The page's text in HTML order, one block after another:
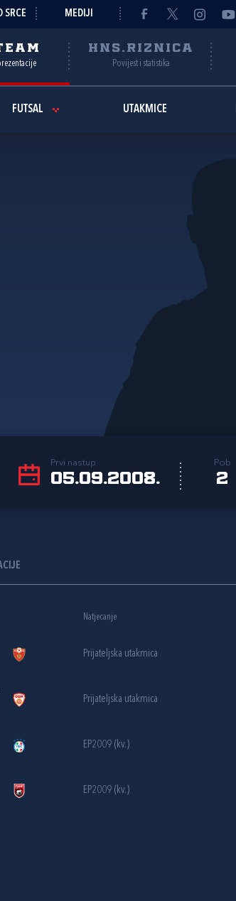
SRCE MEDIJI
HNS.RIZNICA
Povijest i statistika
FUTSAL UTAKMICE
Prvi nastup
05.09.2008.
Pob
2
Natjecanje
Prijateljska utakmica
Prijateljska utakmica
EP2009 (kv.)
EP2009 (kv.)